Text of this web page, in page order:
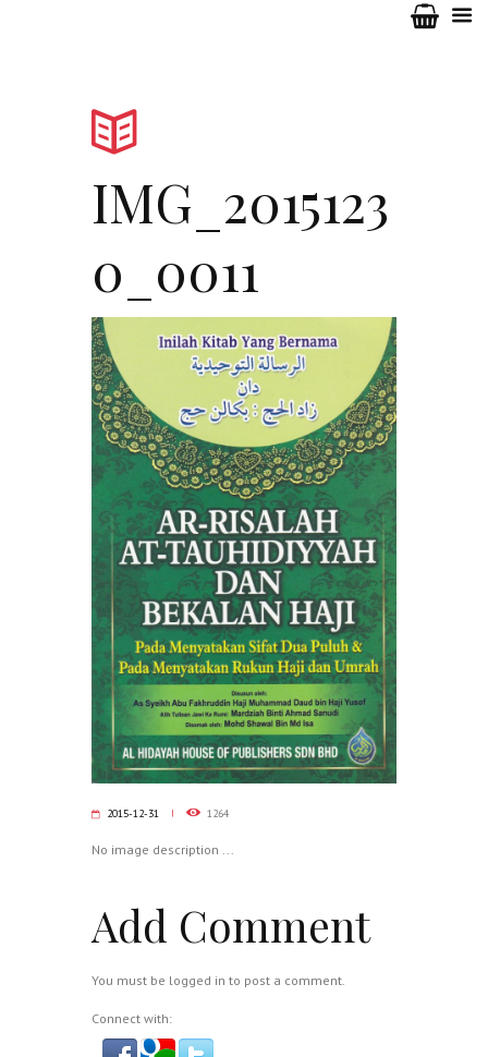
IMG_2015123
0_0011
2015-12-31 1264
No image description ...
Add Comment
You must be logged in to post a comment.
Connect with: